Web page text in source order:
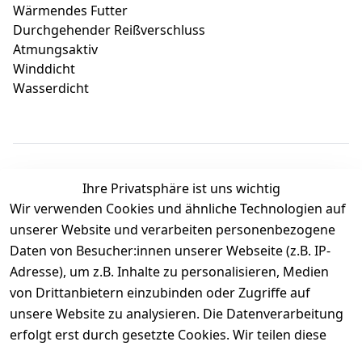
Wärmendes Futter
Durchgehender Reißverschluss
Atmungsaktiv
Winddicht
Wasserdicht
Kundenbewertungen
Durchschnittliche Bewertung
0
Basierend auf 0 Bewertung(en)
Bewertung abgeben
Ihre Privatsphäre ist uns wichtig
Wir verwenden Cookies und ähnliche Technologien auf
unserer Website und verarbeiten personenbezogene
Daten von Besucher:innen unserer Webseite (z.B. IP-
Adresse), um z.B. Inhalte zu personalisieren, Medien
von Drittanbietern einzubinden oder Zugriffe auf
unsere Website zu analysieren. Die Datenverarbeitung
erfolgt erst durch gesetzte Cookies. Wir teilen diese